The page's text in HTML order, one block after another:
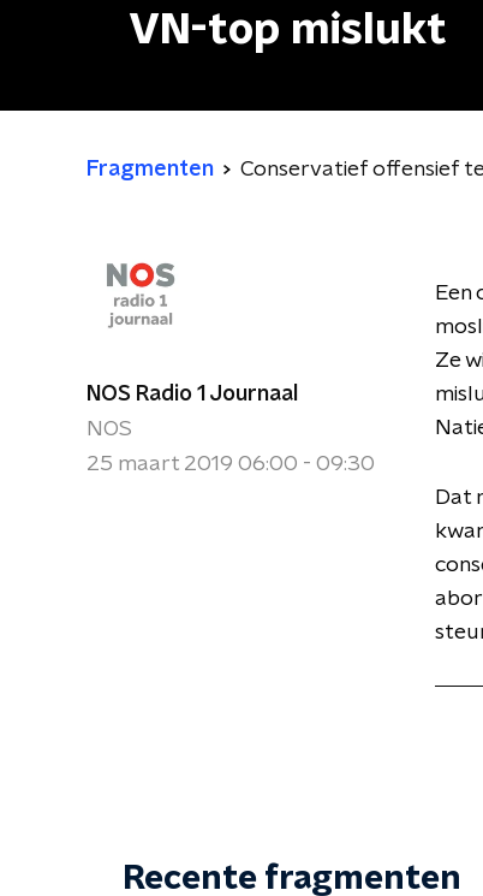
VN-top mislukt
Fragmenten Conservatief offensief
NOS Radio 1 Journaal
NOS
25 maart 2019 06:00 - 09:30
Een
Ze
Dat
Recente fragmenten